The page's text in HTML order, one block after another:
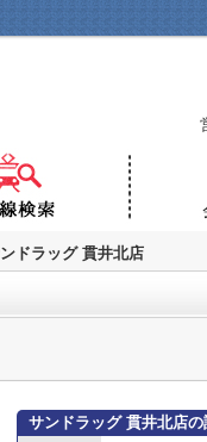
ドラッグ 貫井北店
サンドラッグ 貫井北店の